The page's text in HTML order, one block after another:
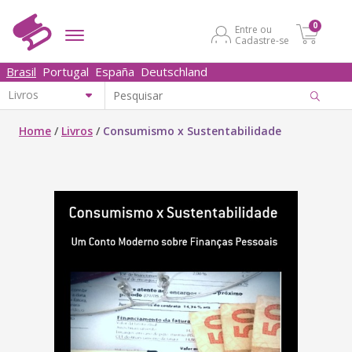
Entre ou
Cadastre-se
0
Brasil Portugal España Deutschland
Home / Livros / Consumismo x Sustentabilidade